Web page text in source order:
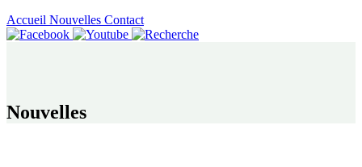
Accueil Nouvelles Contact
Nouvelles